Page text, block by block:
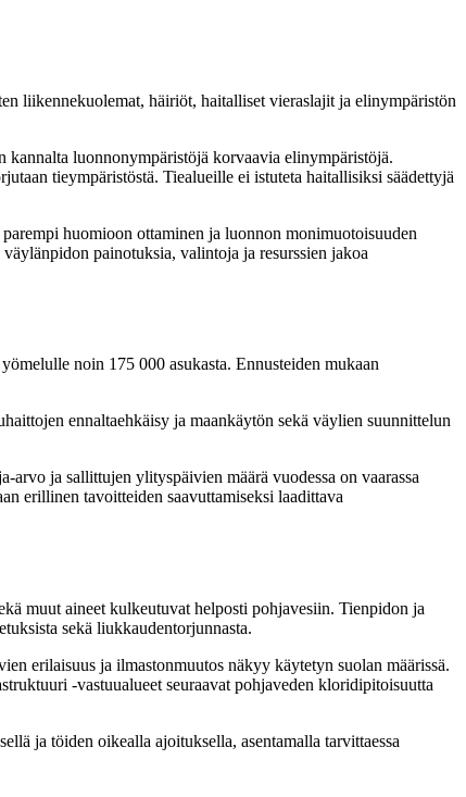
liikennekuolemat, häiriöt, haitalliset vieraslajit ja elinympäristön
luonnonympäristöjä korvaavia elinympäristöjä.
tieympäristöstä. Tiealueille ei istuteta haitallisiksi säädettyjä
huomioon ottaminen ja luonnon monimuotoisuuden
painotuksia, valintoja ja resurssien jakoa
noin 175 000 asukasta. Ennusteiden mukaan
ennaltaehkäisy ja maankäytön sekä väylien suunnittelun
ja sallittujen ylityspäivien määrä vuodessa on vaarassa
erillinen tavoitteiden saavuttamiseksi laadittava
muut aineet kulkeutuvat helposti pohjavesiin. Tienpidon ja
sekä liukkaudentorjunnasta.
erilaisuus ja ilmastonmuutos näkyy käytetyn suolan määrissä.
-vastuualueet seuraavat pohjaveden kloridipitoisuutta
ja töiden oikealla ajoituksella, asentamalla tarvittaessa